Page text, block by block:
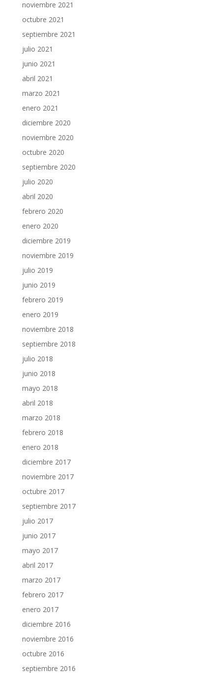
noviembre 2021
octubre 2021
septiembre 2021
julio 2021
junio 2021
abril 2021
marzo 2021
enero 2021
diciembre 2020
noviembre 2020
octubre 2020
septiembre 2020
julio 2020
abril 2020
febrero 2020
enero 2020
diciembre 2019
noviembre 2019
julio 2019
junio 2019
febrero 2019
enero 2019
noviembre 2018
septiembre 2018
julio 2018
junio 2018
mayo 2018
abril 2018
marzo 2018
febrero 2018
enero 2018
diciembre 2017
noviembre 2017
octubre 2017
septiembre 2017
julio 2017
junio 2017
mayo 2017
abril 2017
marzo 2017
febrero 2017
enero 2017
diciembre 2016
noviembre 2016
octubre 2016
septiembre 2016